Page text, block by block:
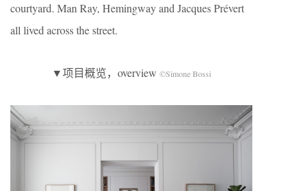
courtyard. Man Ray, Hemingway and Jacques Prévert
all lived across the street.
▼项目概览，overview ©Simone Bossi